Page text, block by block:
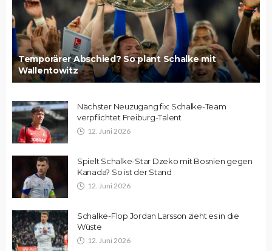
Temporärer Abschied? So plant Schalke mit
Wallentowitz
Nächster Neuzugang fix: Schalke-Team
verpflichtet Freiburg-Talent
12. Juni 2026
Spielt Schalke-Star Dzeko mit Bosnien gegen
Kanada? So ist der Stand
12. Juni 2026
Schalke-Flop Jordan Larsson zieht es in die
Wüste
12. Juni 2026